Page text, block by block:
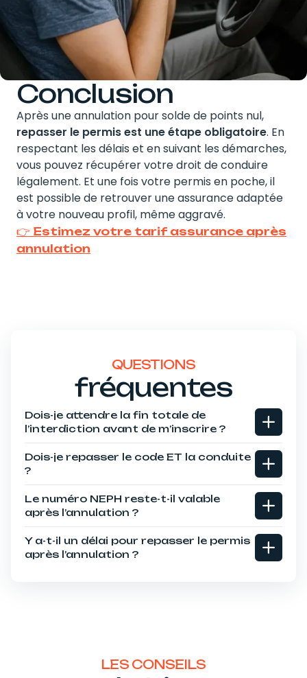
Conclusion
Après une annulation pour solde de points nul,
repasser le permis est une étape obligatoire. En
respectant les délais et en suivant les démarches,
vous pouvez récupérer votre droit de conduire
légalement. Et une fois votre permis en poche, il
est possible de retrouver une assurance adaptée
à votre nouveau profil, même aggravé.
👉 Estimez votre tarif assurance après
annulation
QUESTIONS
fréquentes
Dois-je attendre la fin totale de
l’interdiction avant de m’inscrire ?
Dois-je repasser le code ET la conduite
?
Le numéro NEPH reste-t-il valable
après l’annulation ?
Y a-t-il un délai pour repasser le permis
après l’annulation ?
LES CONSEILS